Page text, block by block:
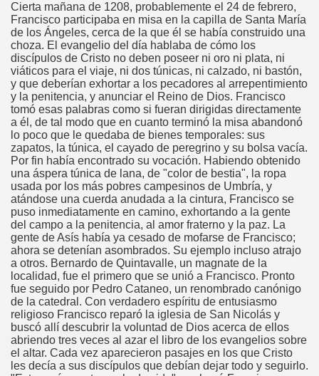
Cierta mañana de 1208, probablemente el 24 de febrero,
Francisco participaba en misa en la capilla de Santa María
de los Ángeles, cerca de la que él se había construido una
choza. El evangelio del día hablaba de cómo los
discípulos de Cristo no deben poseer ni oro ni plata, ni
viáticos para el viaje, ni dos túnicas, ni calzado, ni bastón,
y que deberían exhortar a los pecadores al arrepentimiento
y la penitencia, y anunciar el Reino de Dios. Francisco
tomó esas palabras como si fueran dirigidas directamente
a él, de tal modo que en cuanto terminó la misa abandonó
lo poco que le quedaba de bienes temporales: sus
zapatos, la túnica, el cayado de peregrino y su bolsa vacía.
Por fin había encontrado su vocación. Habiendo obtenido
una áspera túnica de lana, de "color de bestia", la ropa
usada por los más pobres campesinos de Umbría, y
atándose una cuerda anudada a la cintura, Francisco se
puso inmediatamente en camino, exhortando a la gente
del campo a la penitencia, al amor fraterno y la paz. La
gente de Asís había ya cesado de mofarse de Francisco;
ahora se detenían asombrados. Su ejemplo incluso atrajo
a otros. Bernardo de Quintavalle, un magnate de la
localidad, fue el primero que se unió a Francisco. Pronto
fue seguido por Pedro Cataneo, un renombrado canónigo
de la catedral. Con verdadero espíritu de entusiasmo
religioso Francisco reparó la iglesia de San Nicolás y
buscó allí descubrir la voluntad de Dios acerca de ellos
abriendo tres veces al azar el libro de los evangelios sobre
el altar. Cada vez aparecieron pasajes en los que Cristo
les decía a sus discípulos que debían dejar todo y seguirlo.
y San Francisco de Asís
María Stma. de la Amargura
Sevilla